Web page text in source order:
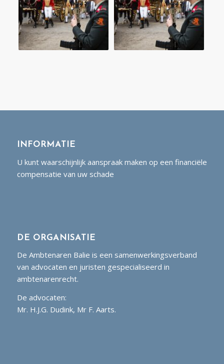
INFORMATIE
U kunt waarschijnlijk aanspraak maken op een financiële
compensatie van uw schade
DE ORGANISATIE
De Ambtenaren Balie is een samenwerkingsverband
van advocaten en juristen gespecialiseerd in
ambtenarenrecht.
De advocaten:
Mr. H.J.G. Dudink, Mr F. Aarts.